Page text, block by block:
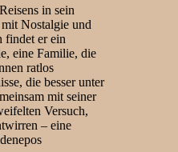
in sein
Nostalgie und
findet er ein
eine Familie, die
ratlos
die besser unter
mit seiner
Versuch,
– eine